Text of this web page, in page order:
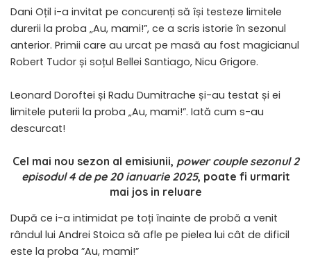
Dani Oțil i-a invitat pe concurenți să își testeze limitele
durerii la proba „Au, mami!”, ce a scris istorie în sezonul
anterior. Primii care au urcat pe masă au fost magicianul
Robert Tudor și soțul Bellei Santiago, Nicu Grigore.
Leonard Doroftei și Radu Dumitrache și-au testat și ei
limitele puterii la proba „Au, mami!”. Iată cum s-au
descurcat!
Cel mai nou sezon al emisiunii, power couple sezonul 2
episodul 4 de pe 20 ianuarie 2025, poate fi urmarit
mai jos in reluare
După ce i-a intimidat pe toți înainte de probă a venit
rândul lui Andrei Stoica să afle pe pielea lui cât de dificil
este la proba ”Au, mami!”